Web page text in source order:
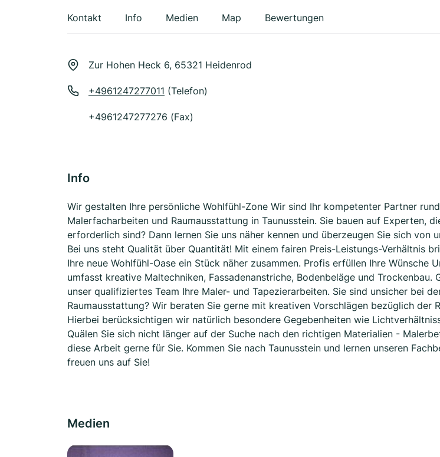
Kontakt Info Medien Map Bewertungen
Zur Hohen Heck 6, 65321 Heidenrod
+4961247277011 (Telefon)
+4961247277276 (Fax)
Info
Wir gestalten Ihre persönliche Wohlfühl-Zone Wir sind Ihr kompetenter Partner
Malerfacharbeiten und Raumausstattung in Taunusstein. Sie bauen auf Experten,
erforderlich sind? Dann lernen Sie uns näher kennen und überzeugen Sie sich von
Bei uns steht Qualität über Quantität! Mit einem fairen Preis-Leistungs-Verhältnis
Ihre neue Wohlfühl-Oase ein Stück näher zusammen. Profis erfüllen Ihre Wünsche
umfasst kreative Maltechniken, Fassadenanstriche, Bodenbeläge und Trockenbau.
unser qualifiziertes Team Ihre Maler- und Tapezierarbeiten. Sie sind unsicher bei
Raumausstattung? Wir beraten Sie gerne mit kreativen Vorschlägen bezüglich der
Hierbei berücksichtigen wir natürlich besondere Gegebenheiten wie
Quälen Sie sich nicht länger auf der Suche nach den richtigen Materialien -
diese Arbeit gerne für Sie. Kommen Sie nach Taunusstein und lernen unseren
freuen uns auf Sie!
Medien